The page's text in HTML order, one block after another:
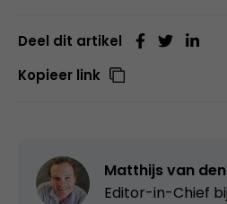
Deel dit artikel
Kopieer link
Matthijs van
Editor-in-Chief bij